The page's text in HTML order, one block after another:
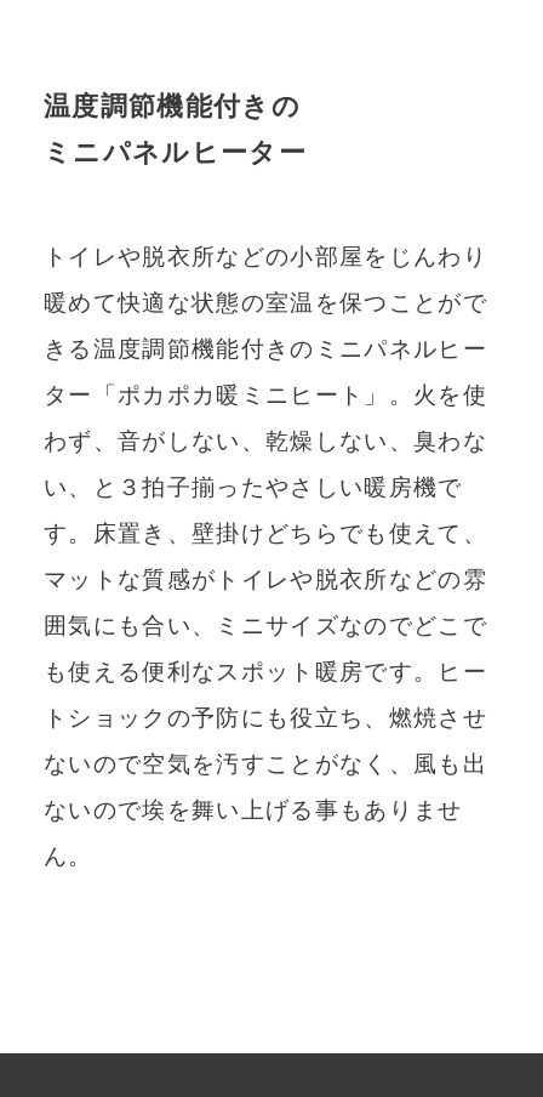
温度調節機能付きの
ミニパネルヒーター
トイレや脱衣所などの小部屋をじんわり
暖めて快適な状態の室温を保つことがで
きる温度調節機能付きのミニパネルヒー
ター「ポカポカ暖ミニヒート」。火を使
わず、音がしない、乾燥しない、臭わな
い、と３拍子揃ったやさしい暖房機で
す。床置き、壁掛けどちらでも使えて、
マットな質感がトイレや脱衣所などの雰
囲気にも合い、ミニサイズなのでどこで
も使える便利なスポット暖房です。ヒー
トショックの予防にも役立ち、燃焼させ
ないので空気を汚すことがなく、風も出
ないので埃を舞い上げる事もありませ
ん。